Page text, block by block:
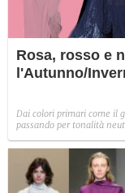
Rosa, rosso e
l'Autunno/
Dai colori primari come il
passando per tonalità
tonalità must e le nuance